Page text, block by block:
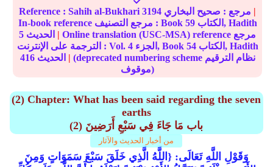
Reference :Sahih al-Bukhari 3194 مرجع : صحيح البخاري
|
In-book reference مرجع التصنيف : Book 59
الكتاب, Hadith
5
| Online translation (USC-MSA) reference مرجع
الترجمة على الإنترنت : Vol. 4 الجزء, Book 54
الكتاب, Hadith
416
| (deprecated numbering scheme نظام الترقيم
موقوف)
(2) Chapter: What has been said regarding the seven
earths
(2) باب مَا جَاءَ فِي سَبْعِ أَرَضِينَ
من أخبار الحديث والآثار
وَقَوْلِ اللَّهِ تَعَالَى: {اللَّهُ الَّذِي خَلَقَ سَبْعَ سَمَوَاتٍ وَمِنَ